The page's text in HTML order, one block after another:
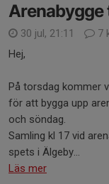
Arenabygge
30 jul, 21:11
7
Hej,
På torsdag kommer
för att bygga upp
och söndag.
Samling kl 17 vid
spets i Älgeby...
Läs mer